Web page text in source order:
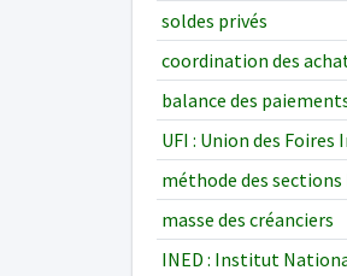
soldes privés
coordination des
balance des
UFI : Union des
méthode des
masse des créanciers
INED : Institut